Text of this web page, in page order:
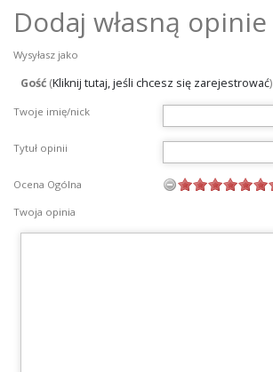
Dodaj własną opinie
Wysyłasz jako
Gość (Kliknij tutaj, jeśli chcesz się zarejestrować)
Twoje imię/nick
Tytuł opinii
Ocena Ogólna
Twoja opinia